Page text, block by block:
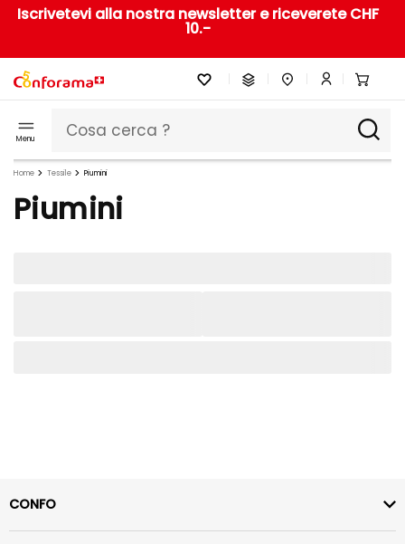
Iscrivetevi alla nostra newsletter e riceverete CHF
10.-
Menu
Home Tessile Piumini
Piumini
CONFO